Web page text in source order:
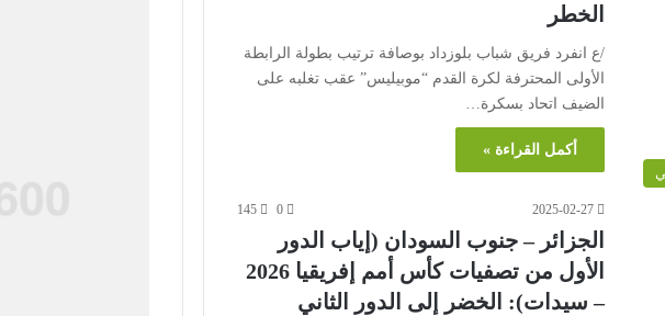
الخطر
/ع انفرد فريق شباب بلوزداد بوصافة ترتيب بطولة الرابطة
الأولى المحترفة لكرة القدم “موبيليس” عقب تغلبه على
الضيف اتحاد بسكرة…
أكمل القراءة »
2025-02-27
0
145
الجزائر – جنوب السودان (إياب الدور
الأول من تصفيات كأس أمم إفريقيا 2026
– سيدات): الخضر إلى الدور الثاني